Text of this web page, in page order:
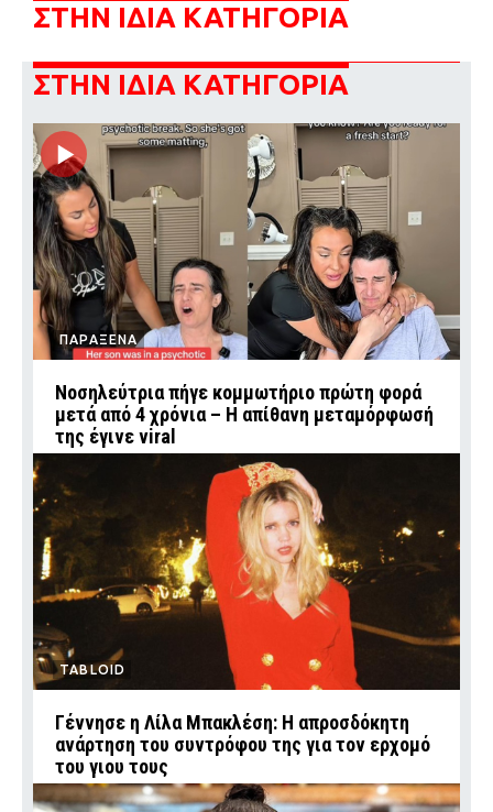
ΣΤΗΝ ΙΔΙΑ ΚΑΤΗΓΟΡΙΑ
ΣΤΗΝ ΙΔΙΑ ΚΑΤΗΓΟΡΙΑ
ΠΑΡΑΞΕΝΑ
Νοσηλεύτρια πήγε κομμωτήριο πρώτη φορά
μετά από 4 χρόνια – Η απίθανη μεταμόρφωσή
της έγινε viral
TABLOID
Γέννησε η Λίλα Μπακλέση: Η απροσδόκητη
ανάρτηση του συντρόφου της για τον ερχομό
του γιου τους